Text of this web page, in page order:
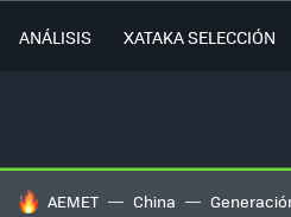
ANÁLISIS XATAKA SELECCIÓN
HOY SE HABLA DE
AEMET China